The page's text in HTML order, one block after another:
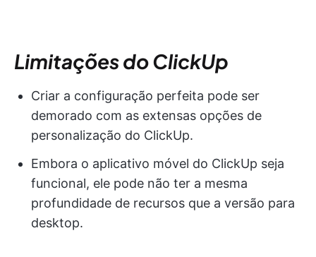
Limitações do ClickUp
Criar a configuração perfeita pode ser
demorado com as extensas opções de
personalização do ClickUp.
Embora o aplicativo móvel do ClickUp seja
funcional, ele pode não ter a mesma
profundidade de recursos que a versão para
desktop.